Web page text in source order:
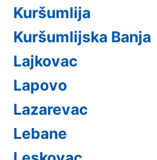
Kuršumlija
Kuršumlijska Banja
Lajkovac
Lapovo
Lazarevac
Lebane